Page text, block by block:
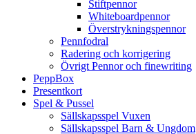
Stiftpennor
Whiteboardpennor
Överstrykningspennor
Pennfodral
Radering och korrigering
Övrigt Pennor och finewriting
PeppBox
Presentkort
Spel & Pussel
Sällskapsspel Vuxen
Sällskapsspel Barn & Ungdom